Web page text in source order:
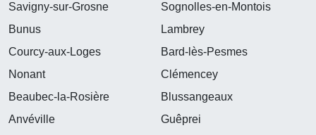
Savigny-sur-Grosne
Sognolles-en-Montois
Bunus
Lambrey
Courcy-aux-Loges
Bard-lès-Pesmes
Nonant
Clémencey
Beaubec-la-Rosière
Blussangeaux
Anvéville
Guêprei